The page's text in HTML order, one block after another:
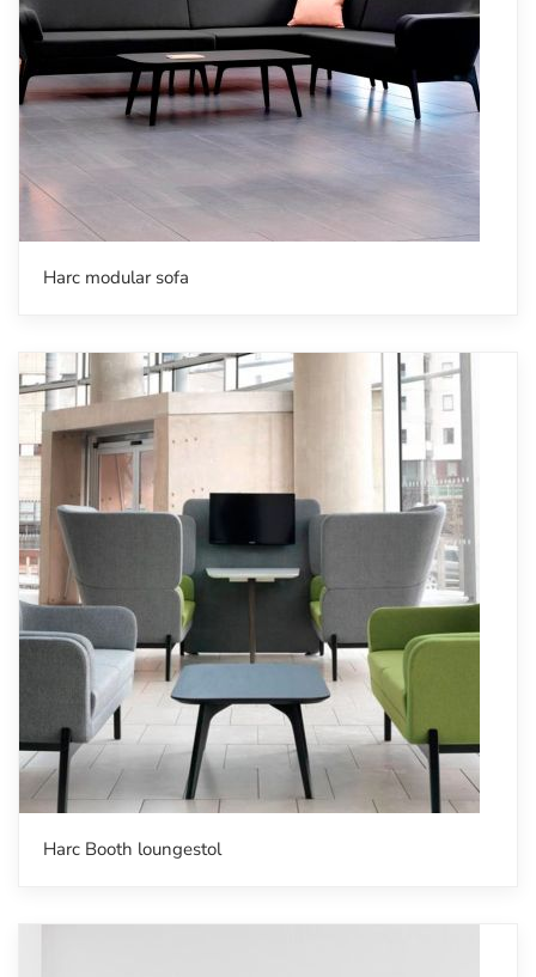
Harc modular sofa
Harc Booth loungestol